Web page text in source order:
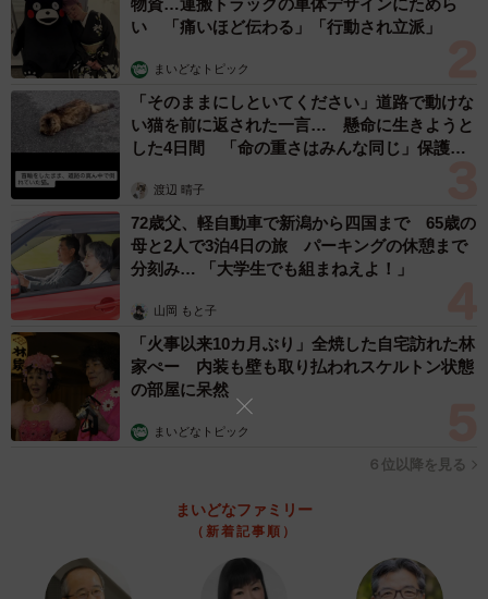
また、男性の年代別に見ると、年代が低くなるにつれて
「寂しさを埋められる」の割合が高くなっており、特に20
代男性は「寂しさを埋められる」（46.0％）と、最多回答
の「心が満たされる／癒やしになる」（52.0％）の差はわ
ずか6ポイントでした。
5/6
い 「痛いほど伝わる」「行動され立派」
まいどなトピック
「そのままにしといてください」道路で動けな
い猫を前に返された一言… 懸命に生きようと
した4日間 「命の重さはみんな同じ」保護団
渡辺 晴子
72歳父、軽自動車で新潟から四国まで 65歳の
母と2人で3泊4日の旅 パーキングの休憩まで
分刻み… 「大学生でも組まねえよ！」
山岡 もと子
「火事以来10カ月ぶり」全焼した自宅訪れた林
家ぺー 内装も壁も取り払われスケルトン状態
の部屋に呆然
まいどなトピック
６位以降を見る
まいどなファミリー
（新着記事順）